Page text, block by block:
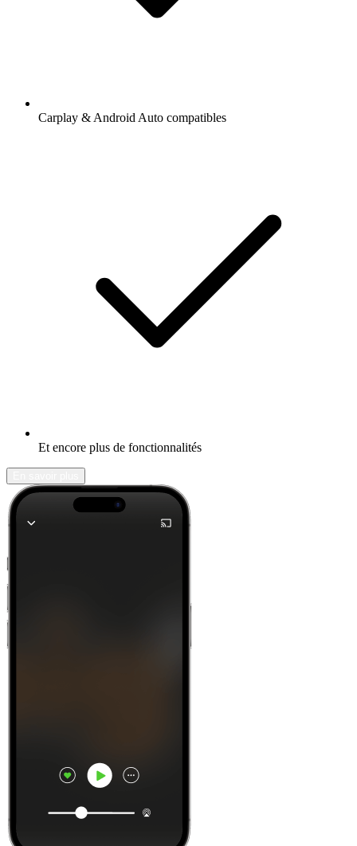
Carplay & Android Auto compatibles
Et encore plus de fonctionnalités